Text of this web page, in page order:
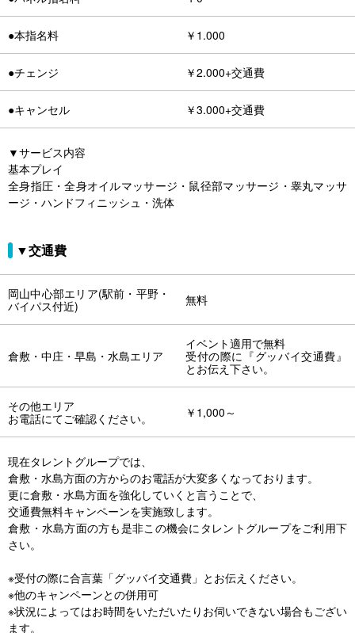
●本指名料 ￥1.000
●チェンジ ￥2.000+交通費
●キャンセル ￥3.000+交通費
▼サービス内容
基本プレイ
全身指圧・全身オイルマッサージ・鼠径部マッサージ・睾丸マッサ
ージ・ハンドフィニッシュ・洗体
▼交通費
岡山中心部エリア(駅前・平野・
バイパス付近)
無料
倉敷・中庄・早島・水島エリア
イベント適用で無料
受付の際に『グッバイ交通費』
とお伝え下さい。
その他エリア
お電話にてご確認ください。
￥1,000～
現在タレントグループでは、
倉敷・水島方面の方からのお電話が大変多くなっております。
更に倉敷・水島方面を強化していくと言うことで、
交通費無料キャンペーンを実施致します。
倉敷・水島方面の方も是非この機会にタレントグループをご利用下
さい。
※受付の際に合言葉「グッバイ交通費」とお伝えください。
※他のキャンペーンとの併用可
※状況によってはお時間をいただいたりお伺いできない場合もござい
ます。